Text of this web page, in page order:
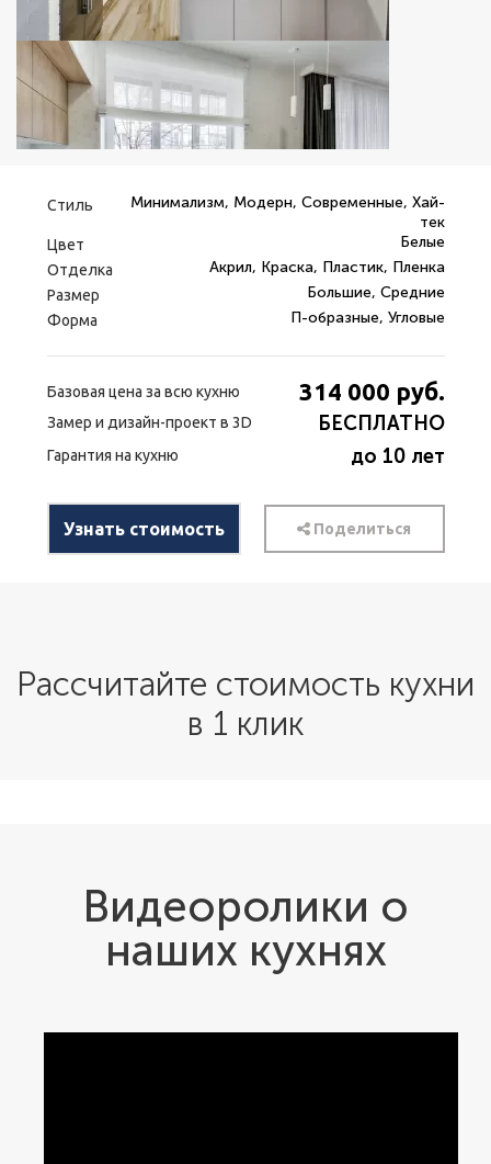
Стиль
Минимализм, Модерн, Современные, Хай-
тек
Цвет Белые
Отделка Акрил, Краска, Пластик, Пленка
Размер Большие, Средние
Форма П-образные, Угловые
Базовая цена за всю кухню 314 000 руб.
Замер и дизайн-проект в 3D БЕСПЛАТНО
Гарантия на кухню до 10 лет
Узнать стоимость Поделиться
Рассчитайте стоимость кухни
в 1 клик
Видеоролики о
наших кухнях